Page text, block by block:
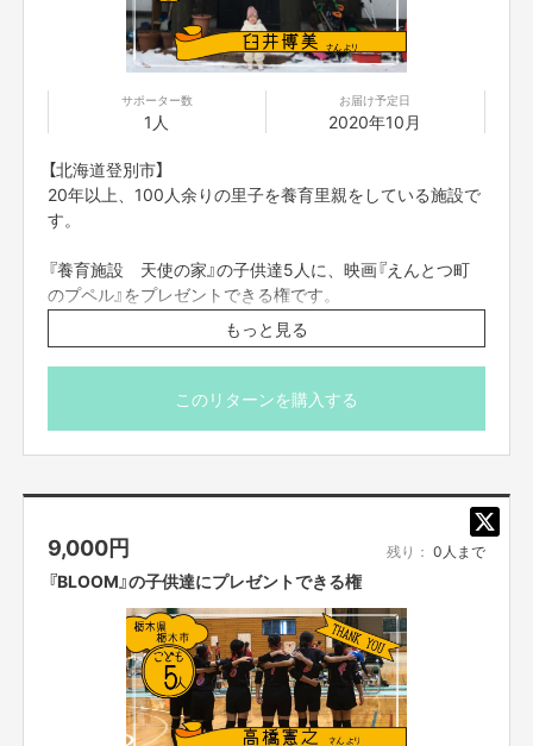
お取引において開示要求があった場合速やかにお答えさせて頂きます。
お問い合わせは下記のURLのメッセージからご連絡ください。
https://cf.fany.lol/users/message/view/28
【返品期限】
不良品、発送品間違いの場合は無料で交換させていただきます。到着日から
をお受け出来ない場合がございます。※サポーターのご都合によるキャンセ
ル・返品・交換はお受けできません。
【返品送料】
サポーター数
1人
お届け予定日
2020年10月
【北海道登別市】
20年以上、100人余りの里子を養育里親をしている施設で
す。
『養育施設 天使の家』の子供達5人に、映画『えんとつ町
のプペル』をプレゼントできる権です。
映画公式HPにプレゼント企画のご支援者としてお名前を
掲載させて頂きます。
必ず備考欄に、映画公式HPに掲載をご希望のお名前（※個
りあって、都合が合うタイミングでお届けします。
もっと見る
このリターンを購入する
9,000円 残り： 0人まで
『BLOOM』の子供達にプレゼントできる権